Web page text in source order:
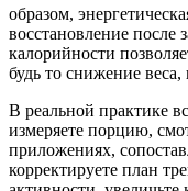
образом,
восстановление после
калорийности
будь то снижение
В реальной практике
измеряете порцию,
приложениях,
корректируете план